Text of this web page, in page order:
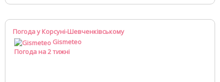
Погода у Корсуні-Шевченківському
Gismeteo
Погода на 2 тижні